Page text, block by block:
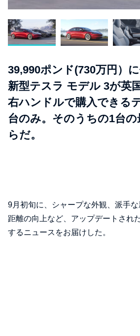
39,990ポンド(730万円）
新型テスラ モデル 3が英
右ハンドルで購入できる
台のみ。そのうちの1台の
らだ。
9月初旬に、シャープな外観、派手
距離の向上など、アップデートされ
するニュースをお届けした。